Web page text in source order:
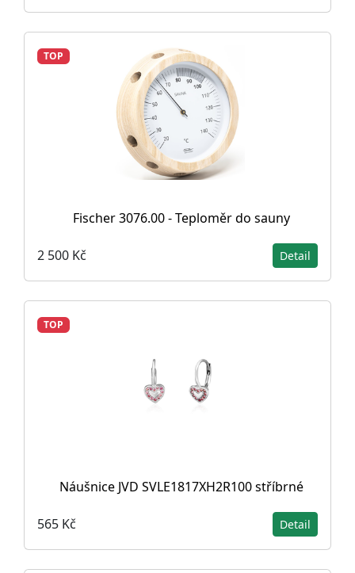
TOP
Fischer 3076.00 - Teploměr do sauny
2 500 Kč Detail
TOP
Náušnice JVD SVLE1817XH2R100 stříbrné
565 Kč Detail